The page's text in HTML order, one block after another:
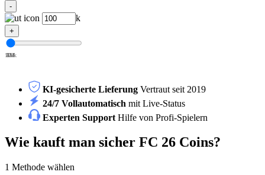
-
k
+
100k
1M
2M
3M
4M
5M
KI-gesicherte Lieferung Vertraut seit 2019
24/7 Vollautomatisch mit Live-Status
Experten Support Hilfe von Profi-Spielern
Wie kauft man sicher FC 26 Coins?
1 Methode wählen